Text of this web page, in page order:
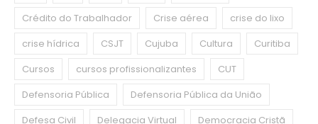
Crédito do Trabalhador
Crise aérea
crise do lixo
crise hídrica
CSJT Cujuba Cultura
Curitiba
Cursos
cursos profissionalizantes
CUT
Defensoria Pública
Defensoria Pública da União
Defesa Civil
Delegacia Virtual
Democracia Cristã